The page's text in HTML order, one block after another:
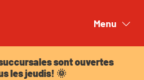
Menu
sont ouvertes
les jeudis! 🌞